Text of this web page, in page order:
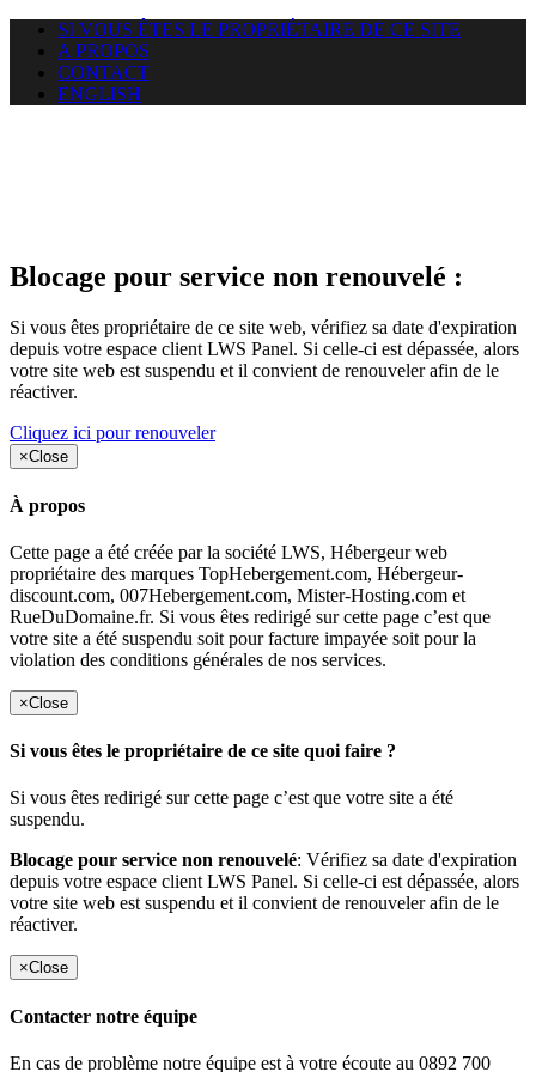
SI VOUS ÊTES LE PROPRIÉTAIRE DE CE SITE
A PROPOS
CONTACT
ENGLISH
Blocage pour service non renouvelé :
Si vous êtes propriétaire de ce site web, vérifiez sa date d'expiration
depuis votre espace client LWS Panel. Si celle-ci est dépassée, alors
votre site web est suspendu et il convient de renouveler afin de le
réactiver.
Cliquez ici pour renouveler
×Close
À propos
Cette page a été créée par la société LWS, Hébergeur web
propriétaire des marques TopHebergement.com, Hébergeur-
discount.com, 007Hebergement.com, Mister-Hosting.com et
RueDuDomaine.fr. Si vous êtes redirigé sur cette page c’est que
votre site a été suspendu soit pour facture impayée soit pour la
violation des conditions générales de nos services.
×Close
Si vous êtes le propriétaire de ce site quoi faire ?
Si vous êtes redirigé sur cette page c’est que votre site a été
suspendu.
Blocage pour service non renouvelé: Vérifiez sa date d'expiration
depuis votre espace client LWS Panel. Si celle-ci est dépassée, alors
votre site web est suspendu et il convient de renouveler afin de le
réactiver.
×Close
Contacter notre équipe
En cas de problème notre équipe est à votre écoute au 0892 700